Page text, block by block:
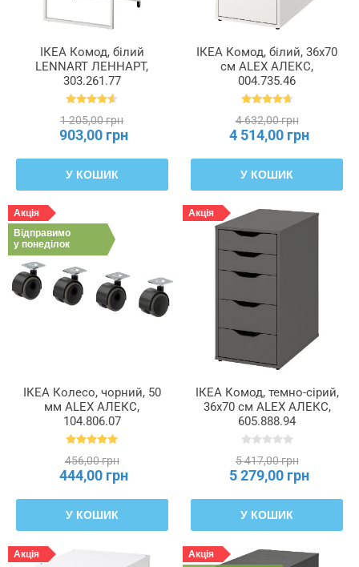
Глибина
шухляди
(внутрішня)
Діаметр
Довжина
ручки
Кількість
відкритих
ніш
Кількість
дверцят
Кількість
ІКЕА Комод, білий
LENNART ЛЕННАРТ,
303.261.77
1 205,00 грн
903,00 грн
У КОШИК
ІКЕА Комод, білий, 36x70
см ALEX АЛЕКС,
004.735.46
4 632,00 грн
4 514,00 грн
У КОШИК
Акція
Відправимо
у понеділок
ІКЕА Колесо, чорний, 50
мм ALEX АЛЕКС,
104.806.07
456,00 грн
444,00 грн
У КОШИК
Акція
ІКЕА Комод, темно-сірий,
36x70 см ALEX АЛЕКС,
605.888.94
5 417,00 грн
5 279,00 грн
У КОШИК
Акція
Акція